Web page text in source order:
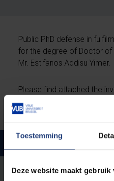
Toestemming
Deze website maakt gebruik
Public PhD defense in
for the degree of Doctor of
Mr. Estifanos Addisu Yimer.
Please find attached the
Uitnodiging